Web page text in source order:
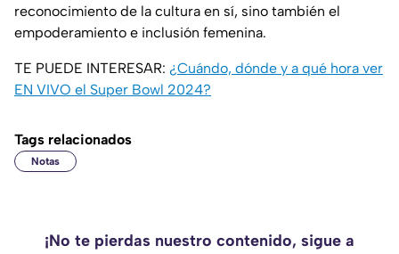
reconocimiento de la cultura en sí, sino también el
empoderamiento e inclusión femenina.
TE PUEDE INTERESAR: ¿Cuándo, dónde y a qué hora ver
EN VIVO el Super Bowl 2024?
Tags relacionados
Notas
¡No te pierdas nuestro contenido, sigue a